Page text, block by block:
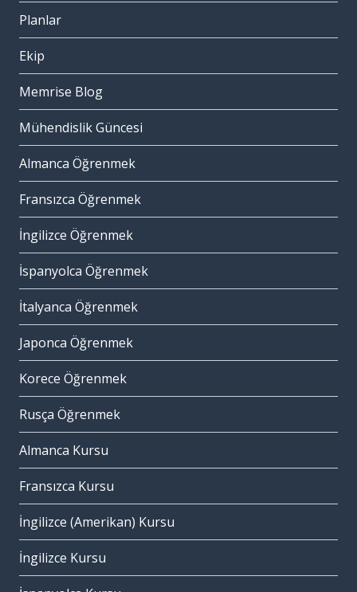
Planlar
Ekip
Memrise Blog
Mühendislik Güncesi
Almanca Öğrenmek
Fransızca Öğrenmek
İngilizce Öğrenmek
İspanyolca Öğrenmek
İtalyanca Öğrenmek
Japonca Öğrenmek
Korece Öğrenmek
Rusça Öğrenmek
Almanca Kursu
Fransızca Kursu
İngilizce (Amerikan) Kursu
İngilizce Kursu